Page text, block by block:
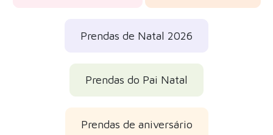
Prendas de Natal 2026
Prendas do Pai Natal
Prendas de aniversário